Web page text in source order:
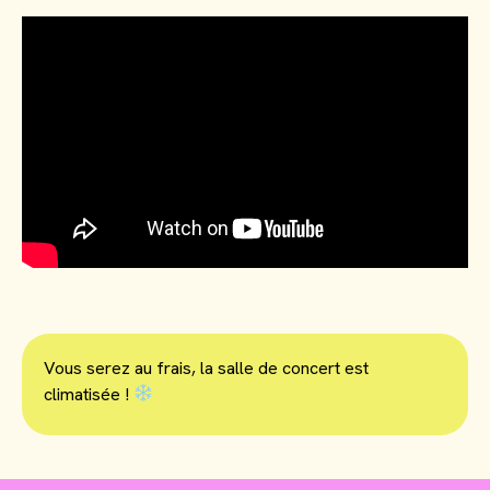
Vous serez au frais, la salle de concert est
climatisée !